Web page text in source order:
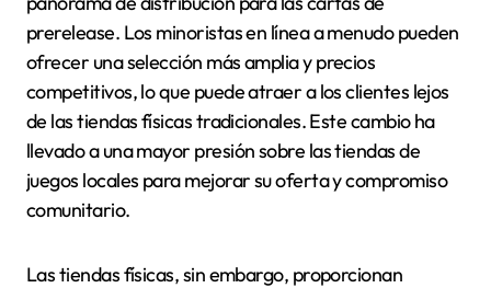
prerelease. Los minoristas en línea a menudo pueden
ofrecer una selección más amplia y precios
competitivos, lo que puede atraer a los clientes lejos
de las tiendas físicas tradicionales. Este cambio ha
llevado a una mayor presión sobre las tiendas de
juegos locales para mejorar su oferta y compromiso
comunitario.
Las tiendas físicas, sin embargo, proporcionan